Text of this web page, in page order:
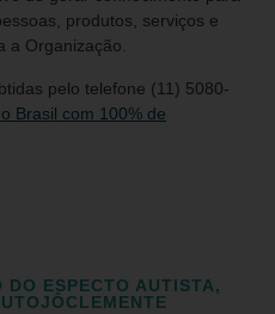
produtos, serviços e
a Organização.
pelo telefone (11) 5080-
Brasil com 100% de
ESPECTO AUTISTA,